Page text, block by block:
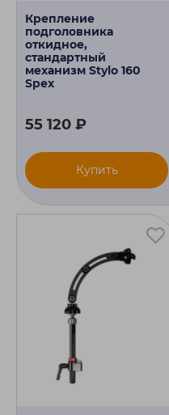
Крепление
подголовника
откидное,
стандартный
механизм Stylo 160
Spex
55 120 ₽
Купить